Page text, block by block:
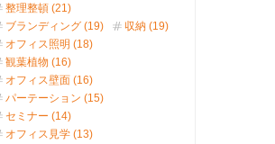
整理整頓 (21)
ブランディング (19)
収納 (19)
オフィス照明 (18)
観葉植物 (16)
オフィス壁面 (16)
パーテーション (15)
セミナー (14)
オフィス見学 (13)